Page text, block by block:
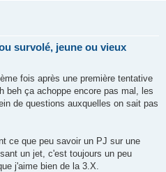
survolé, jeune ou vieux
fois après une première tentative
beh ça achoppe encore pas mal, les
de questions auxquelles on sait pas
ce que peu savoir un PJ sur une
un jet, c'est toujours un peu
j'aime bien de la 3.X.